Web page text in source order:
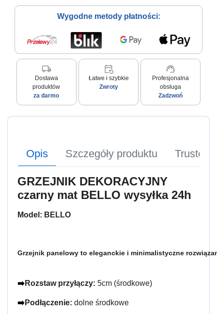
Wygodne metody płatności:
local_shipping
Dostawa
produktów
za darmo
event_repeat
Łatwe i szybkie
Zwroty
support_agent
Profesjonalna
obsługa
Zadzwoń
Opis Szczegóły produktu Trusted
GRZEJNIK DEKORACYJNY
czarny mat BELLO wysyłka 24h
Model: BELLO
Grzejnik panelowy to eleganckie i minimalistyczne
➡️Rozstaw przyłączy: 5cm (środkowe)
➡️Podłączenie: dolne środkowe